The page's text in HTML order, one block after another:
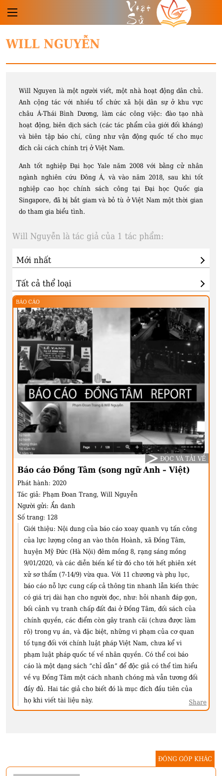
Việt
Sử
WILL NGUYỄN
Will Nguyen là một người viết, một nhà hoạt động dân chủ.
Anh cộng tác với nhiều tổ chức xã hội dân sự ở khu vực
châu Á-Thái Bình Dương, làm các công việc: đào tạo nhà
hoạt động, biên dịch sách (các tác phẩm của giới đối kháng)
và biên tập báo chí, cũng như vận động quốc tế cho mục
đích cải cách chính trị ở Việt Nam.
Anh tốt nghiệp Đại học Yale năm 2008 với bằng cử nhân
ngành nghiên cứu Đông Á, và vào năm 2018, sau khi tốt
nghiệp cao học chính sách công tại Đại học Quốc gia
Singapore, đã bị bắt giam và bỏ tù ở Việt Nam một thời gian
do tham gia biểu tình.
Will Nguyễn là tác giả của 1 tác phẩm:
BÁO CÁO
Báo cáo Đồng Tâm (song ngữ Anh – Việt)
Phát hành: 2020
Tác giả: Phạm Đoan Trang, Will Nguyễn
Người gửi: Ẩn danh
Số trang: 128
Giới thiệu: Nội dung của báo cáo xoay quanh vụ tấn công
của lực lượng công an vào thôn Hoành, xã Đồng Tâm,
huyện Mỹ Đức (Hà Nội) đêm mồng 8, rạng sáng mồng
9/01/2020, và các diễn biến kể từ đó cho tới hết phiên xét
xử sơ thẩm (7-14/9) vừa qua. Với 11 chương và phụ lục,
báo cáo nỗ lực cung cấp cả thông tin nhanh lẫn kiến thức
có giá trị dài hạn cho người đọc, như: hỏi nhanh đáp gọn,
bối cảnh vụ tranh chấp đất đai ở Đồng Tâm, đối sách của
chính quyền, các điểm còn gây tranh cãi (chưa được làm
rõ) trong vụ án, và đặc biệt, những vi phạm của cơ quan
tố tụng đối với chính luật pháp Việt Nam, chưa kể vi
phạm luật pháp quốc tế về nhân quyền. Có thể coi báo
cáo là một dạng sách “chỉ dẫn” để độc giả có thể tìm hiểu
về vụ Đồng Tâm một cách nhanh chóng mà vẫn tương đối
đầy đủ. Hai tác giả cho biết đó là mục đích đầu tiên của
họ khi viết tài liệu này.
Share
ĐỌC VÀ TẢI VỀ
ĐÓNG GÓP KHÁC